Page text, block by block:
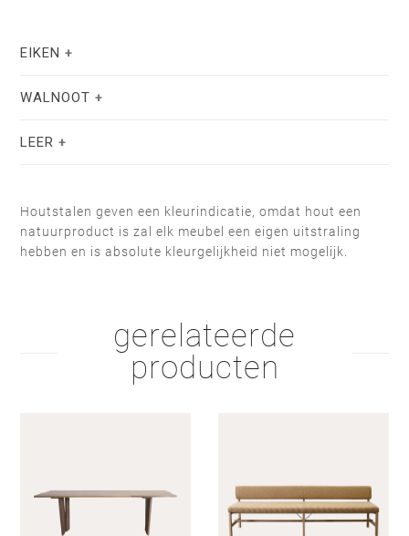
EIKEN
zeep wit hardwax
RAL 9004
WALNOOT
LEER
rund bruin rund donkerbruin
Houtstalen geven een kleurindicatie, omdat hout een
natuurproduct is zal elk meubel een eigen uitstraling
hebben en is absolute kleurgelijkheid niet mogelijk.
gerelateerde
producten